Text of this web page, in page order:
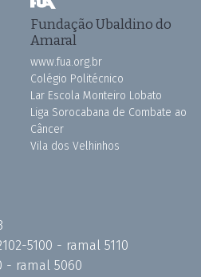
Fundação Ubaldino do
Amaral
www.fua.org.br
Colégio Politécnico
Lar Escola Monteiro Lobato
Liga Sorocabana de Combate ao
Câncer
Vila dos Velhinhos
5100 - ramal 5110
- ramal 5060